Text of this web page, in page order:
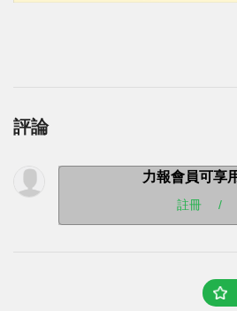
評論
力報會員可享
註冊 /